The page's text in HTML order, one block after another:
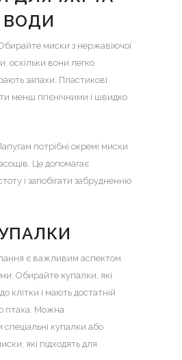
ВОДИ
миски з нержавіючої
оскільки вони легко
запахи. Пластикові
менш гігієнічними і швидко
потрібні окремі миски
Це допомагає
і запобігати забрудненню
є важливим аспектом
Обирайте купалки, які
клітки і мають достатній
птаха. Можна
купалки або
які підходять для